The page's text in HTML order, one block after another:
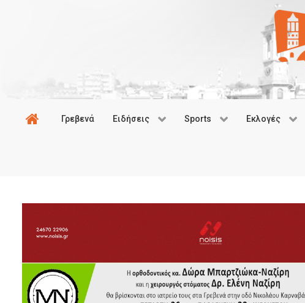
Γρεβενά Ειδήσεις Sports Εκλογές